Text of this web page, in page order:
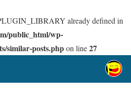
already defined in
public_html/wp-
similar-posts.phpon line27